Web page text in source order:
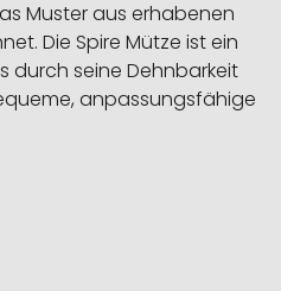
Muster aus erhabenen
Die Spire Mütze ist ein
durch seine Dehnbarkeit
anpassungsfähige